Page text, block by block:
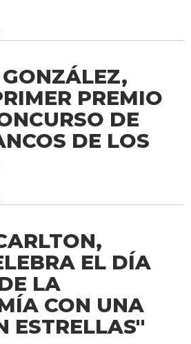
PREMIO
DE
DE LOS
EL DÍA
LA
CON UNA
ESTRELLAS''